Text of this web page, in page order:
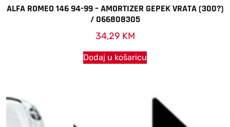
ALFA ROMEO 146 94-99 – AMORTIZER GEPEK VRATA (300?)
/ 066808305
34,29 KM
Dodaj u košaricu